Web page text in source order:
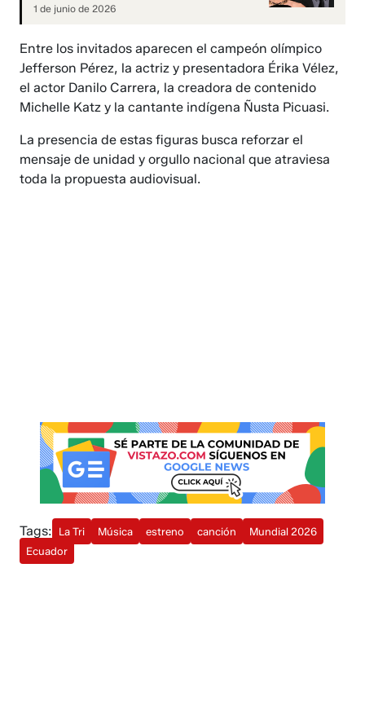
1 de junio de 2026
Entre los invitados aparecen el campeón olímpico
Jefferson Pérez, la actriz y presentadora Érika Vélez,
el actor Danilo Carrera, la creadora de contenido
Michelle Katz y la cantante indígena Ñusta Picuasi.
La presencia de estas figuras busca reforzar el
mensaje de unidad y orgullo nacional que atraviesa
toda la propuesta audiovisual.
Tags: La Tri Música estreno canción
Mundial 2026
Ecuador